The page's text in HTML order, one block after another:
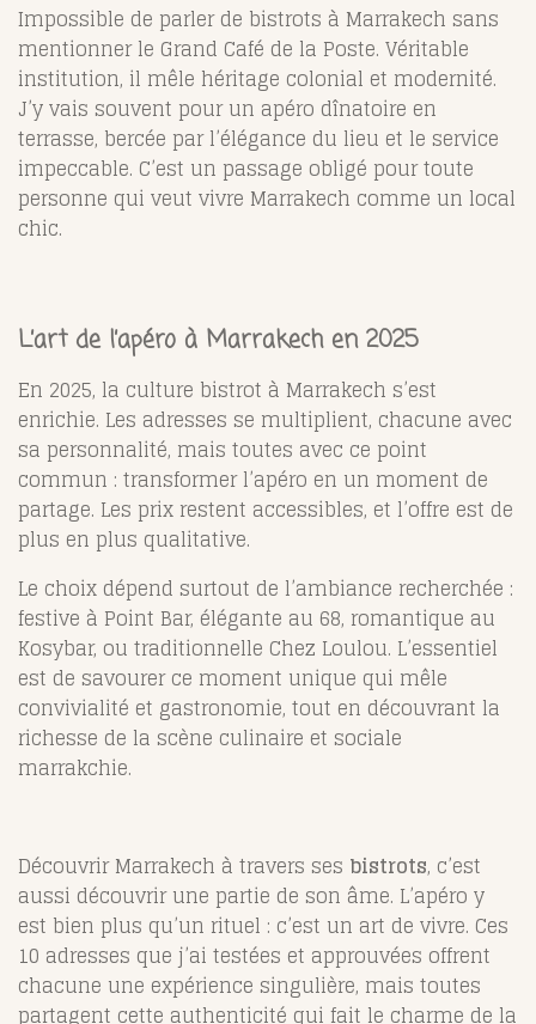
Impossible de parler de bistrots à Marrakech sans
mentionner le Grand Café de la Poste. Véritable
institution, il mêle héritage colonial et modernité.
J’y vais souvent pour un apéro dînatoire en
terrasse, bercée par l’élégance du lieu et le service
impeccable. C’est un passage obligé pour toute
personne qui veut vivre Marrakech comme un local
chic.
L’art de l’apéro à Marrakech en 2025
En 2025, la culture bistrot à Marrakech s’est
enrichie. Les adresses se multiplient, chacune avec
sa personnalité, mais toutes avec ce point
commun : transformer l’apéro en un moment de
partage. Les prix restent accessibles, et l’offre est de
plus en plus qualitative.
Le choix dépend surtout de l’ambiance recherchée :
festive à Point Bar, élégante au 68, romantique au
Kosybar, ou traditionnelle Chez Loulou. L’essentiel
est de savourer ce moment unique qui mêle
convivialité et gastronomie, tout en découvrant la
richesse de la scène culinaire et sociale
marrakchie.
Découvrir Marrakech à travers ses bistrots, c’est
aussi découvrir une partie de son âme. L’apéro y
est bien plus qu’un rituel : c’est un art de vivre. Ces
10 adresses que j’ai testées et approuvées offrent
chacune une expérience singulière, mais toutes
partagent cette authenticité qui fait le charme de la